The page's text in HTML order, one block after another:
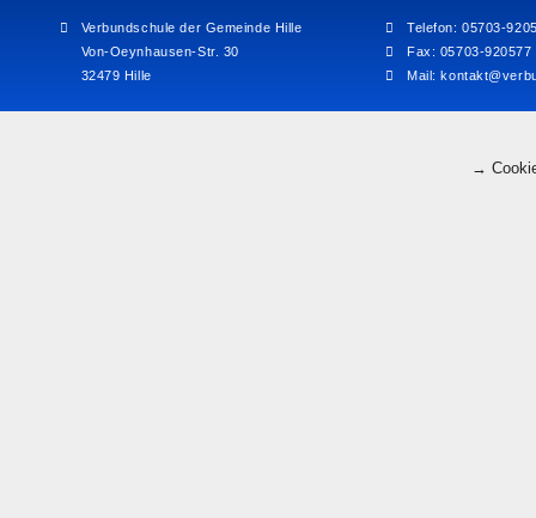
Verbundschule der Gemeinde Hille
Von-Oeynhausen-Str. 30
32479 Hille
Telefon: 05703-
Fax: 05703-920577
Mail:
→